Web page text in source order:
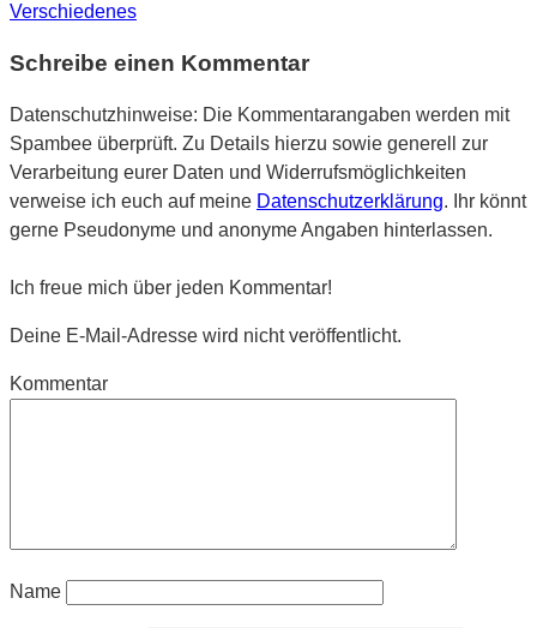
Verschiedenes
Schreibe einen Kommentar
Datenschutzhinweise: Die Kommentarangaben werden mit
Spambee überprüft. Zu Details hierzu sowie generell zur
Verarbeitung eurer Daten und Widerrufsmöglichkeiten
verweise ich euch auf meine Datenschutzerklärung. Ihr könnt
gerne Pseudonyme und anonyme Angaben hinterlassen.
Ich freue mich über jeden Kommentar!
Deine E-Mail-Adresse wird nicht veröffentlicht.
Kommentar
Name